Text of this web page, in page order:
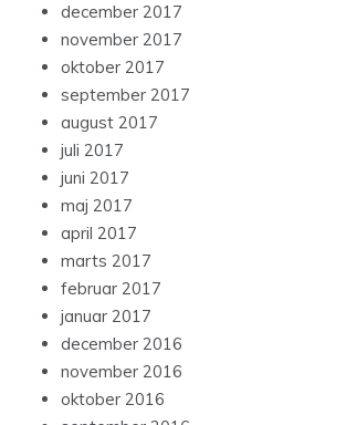
december 2017
november 2017
oktober 2017
september 2017
august 2017
juli 2017
juni 2017
maj 2017
april 2017
marts 2017
februar 2017
januar 2017
december 2016
november 2016
oktober 2016